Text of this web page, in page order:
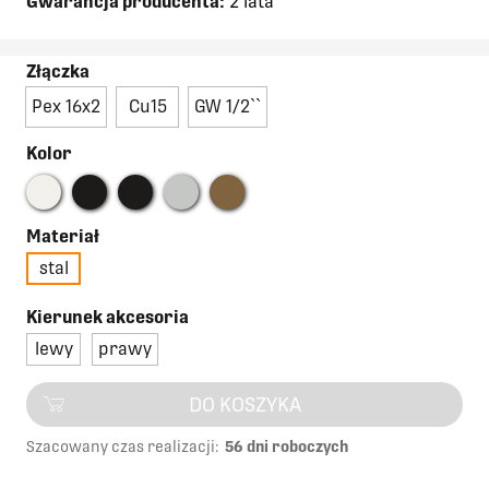
Złączka
Pex 16x2
Cu15 GW 1/2``
Kolor
Materiał
stal
Kierunek akcesoria
lewy
prawy
DO KOSZYKA
Szacowany czas realizacji: 56 dni roboczych